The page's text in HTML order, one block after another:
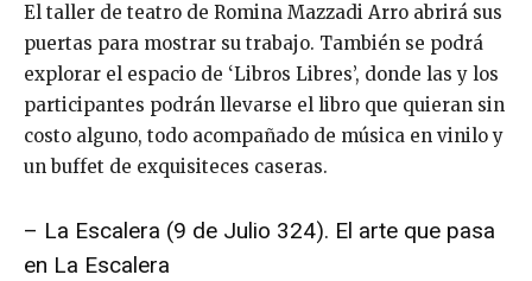
El taller de teatro de Romina Mazzadi Arro abrirá sus
puertas para mostrar su trabajo. También se podrá
explorar el espacio de ‘Libros Libres’, donde las y los
participantes podrán llevarse el libro que quieran sin
costo alguno, todo acompañado de música en vinilo y
un buffet de exquisiteces caseras.
– La Escalera (9 de Julio 324). El arte que pasa
en La Escalera